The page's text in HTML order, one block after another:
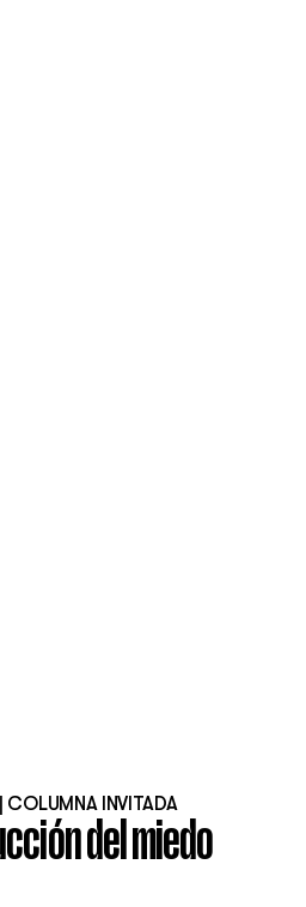
COLUMNA INVITADA
del miedo